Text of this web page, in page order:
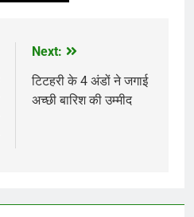
Next:
टिटहरी के 4 अंडों ने जगाई
अच्छी बारिश की उम्मीद